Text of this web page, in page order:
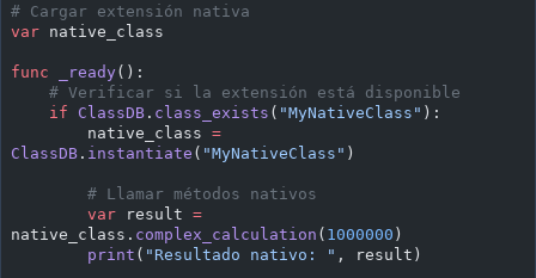
# Cargar extensión nativa
var native_class
func _ready():
    # Verificar si la extensión está disponible
    if
ClassDB . class_exists ( "MyNativeClass" ):
        native_class
=
ClassDB . instantiate ( "MyNativeClass" )
        # Llamar métodos nativos
        var
result =
native_class. complex_calculation ( 1000000 )
        print
( "Resultado nativo: " , result)